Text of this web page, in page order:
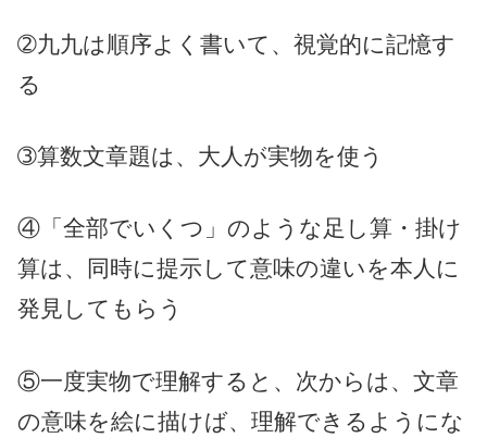
➁九九は順序よく書いて、視覚的に記憶す
る
➂算数文章題は、大人が実物を使う
④「全部でいくつ」のような足し算・掛け
算は、同時に提示して意味の違いを本人に
発見してもらう
⑤一度実物で理解すると、次からは、文章
の意味を絵に描けば、理解できるようにな